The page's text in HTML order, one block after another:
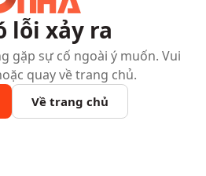
lỗi xảy ra
gặp sự cố ngoài ý muốn. Vui
quay về trang chủ.
Về trang chủ